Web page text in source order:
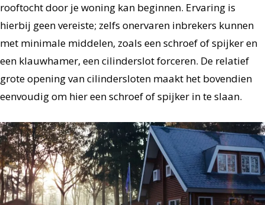
rooftocht door je woning kan beginnen. Ervaring is
hierbij geen vereiste; zelfs onervaren inbrekers kunnen
met minimale middelen, zoals een schroef of spijker en
een klauwhamer, een cilinderslot forceren. De relatief
grote opening van cilindersloten maakt het bovendien
eenvoudig om hier een schroef of spijker in te slaan.